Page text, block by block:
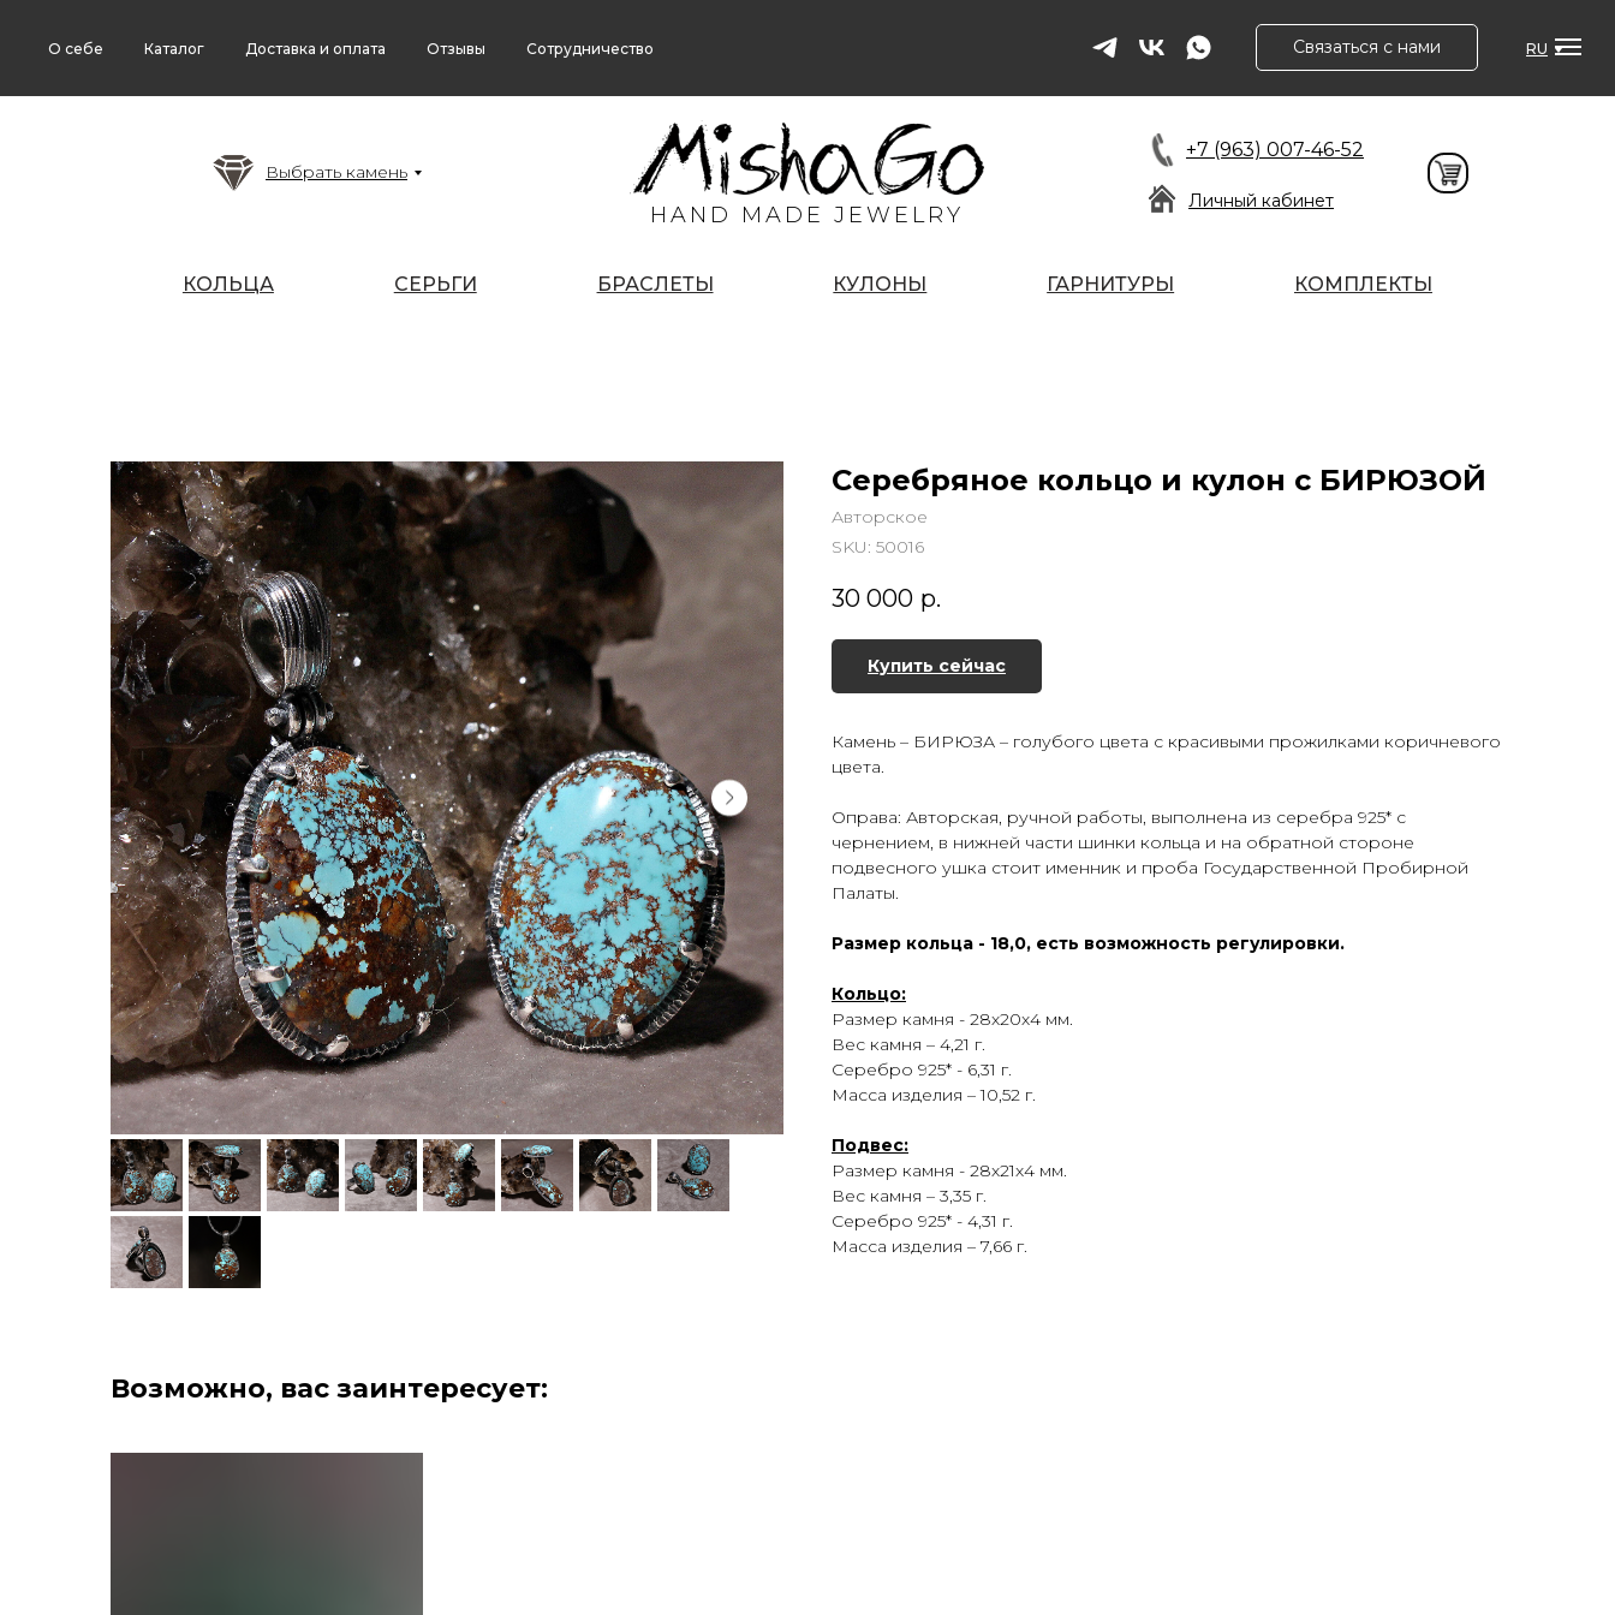
О себе Каталог Доставка и оплата Отзывы Сотрудничество Связаться с нами RU
HAND MADE JEWELRY
+7 (963) 007-46-52
Выбрать камень
Личный кабинет
КОЛЬЦА СЕРЬГИ БРАСЛЕТЫ КУЛОНЫ ГАРНИТУРЫ КОМПЛЕКТЫ
Серебряное кольцо и кулон с БИРЮЗОЙ
Авторское
SKU: 50016
30 000 р.
Купить сейчас
Камень – БИРЮЗА – голубого цвета с красивыми прожилками коричневого
цвета.
Оправа: Авторская, ручной работы, выполнена из серебра 925* с
чернением, в нижней части шинки кольца и на обратной стороне
подвесного ушка стоит именник и проба Государственной Пробирной
Палаты.
Размер кольца - 18,0, есть возможность регулировки.
Кольцо:
Размер камня - 28х20х4 мм.
Вес камня – 4,21 г.
Серебро 925* - 6,31 г.
Масса изделия – 10,52 г.
Подвес:
Размер камня - 28х21х4 мм.
Вес камня – 3,35 г.
Серебро 925* - 4,31 г.
Масса изделия – 7,66 г.
Возможно, вас заинтересует: